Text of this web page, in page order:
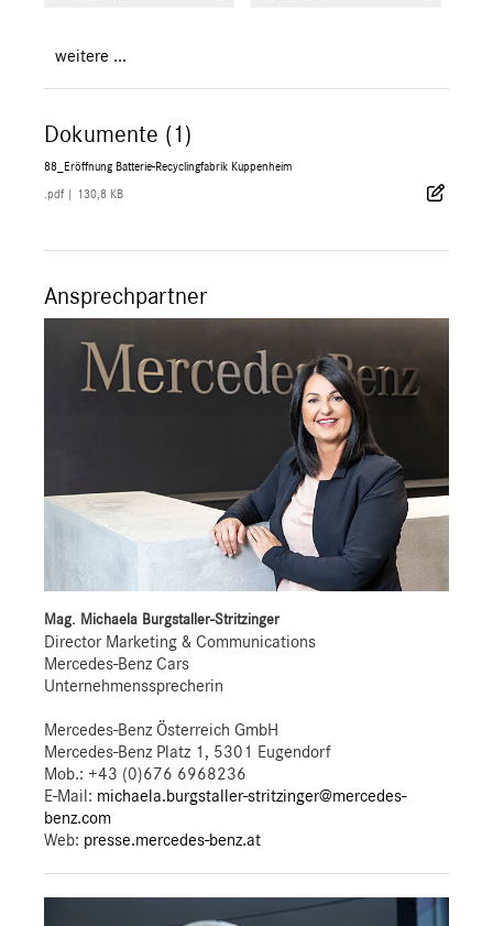
weitere ...
Dokumente (1)
88_Eröffnung Batterie-Recyclingfabrik Kuppenheim
.pdf 130,8 KB
Ansprechpartner
Mag. Michaela Burgstaller-Stritzinger
Director Marketing & Communications
Mercedes-Benz Cars
Unternehmenssprecherin
Mercedes-Benz Österreich GmbH
Mercedes-Benz Platz 1, 5301 Eugendorf
Mob.: +43 (0)676 6968236
E-Mail: michaela.burgstaller-stritzinger@mercedes-
benz.com
Web: presse.mercedes-benz.at